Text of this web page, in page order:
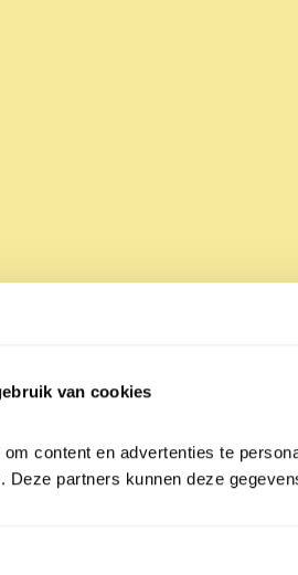
van cookies
content en advertenties te
Deze partners kunnen deze